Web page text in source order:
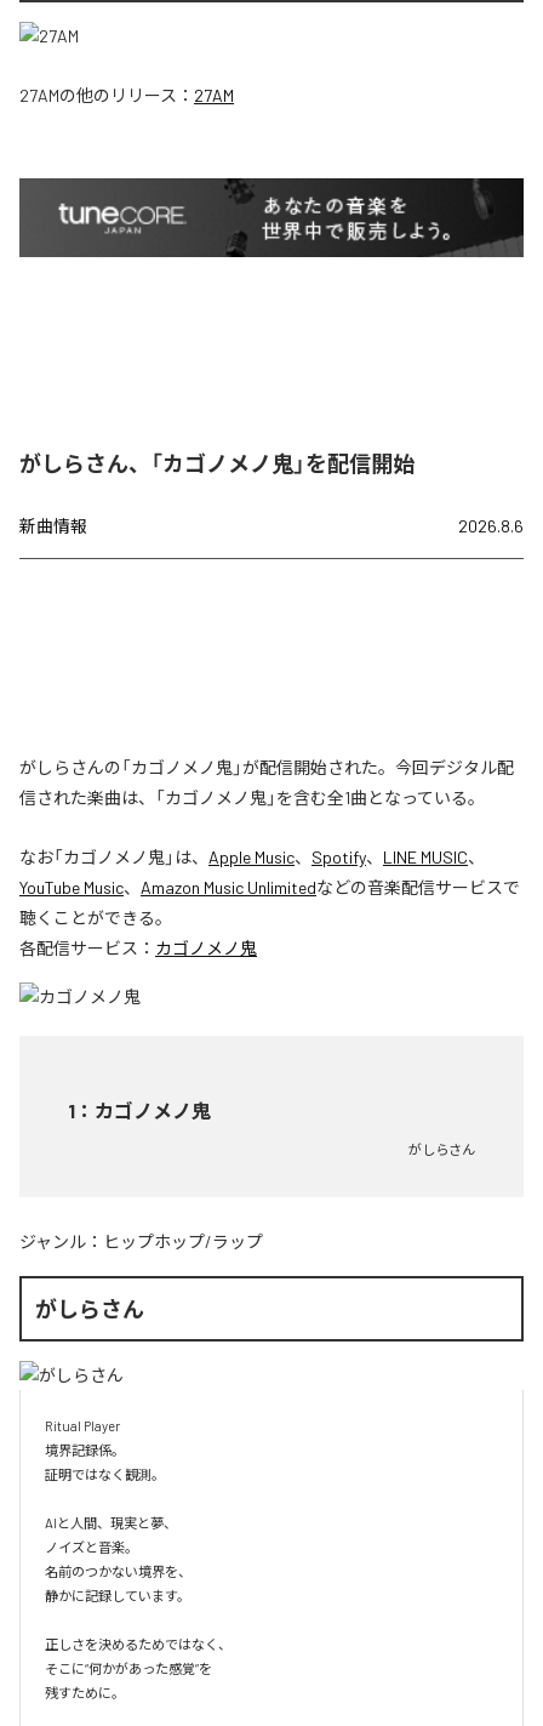
27AMの他のリリース： 27AM
がしらさん、「カゴノメノ鬼」を配信開始
新曲情報 2026.8.6
がしらさんの「カゴノメノ鬼」が配信開始された。今回デジタル配
信された楽曲は、「カゴノメノ鬼」を含む全1曲となっている。
なお「カゴノメノ鬼」は、 Apple Music、 Spotify、 LINE MUSIC、
YouTube Music、 Amazon Music Unlimitedなどの音楽配信サービスで
聴くことができる。
各配信サービス： カゴノメノ鬼
1 ： カゴノメノ鬼
がしらさん
ジャンル： ヒップホップ/ラップ
がしらさん
Ritual Player
境界記録係。
証明ではなく観測。
AIと人間、現実と夢、
ノイズと音楽。
名前のつかない境界を、
静かに記録しています。
正しさを決めるためではなく、
そこに“何かがあった感覚”を
残すために。